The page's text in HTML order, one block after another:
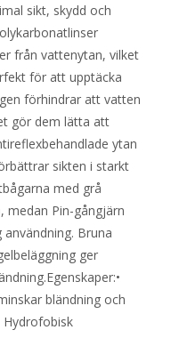
sikt, skydd och
från vattenytan, vilket
för att upptäcka
förhindrar att vatten
gör dem lätta att
ytan
sikten i starkt
med grå
medan Pin-gångjärn
Bruna
ger
bländning och